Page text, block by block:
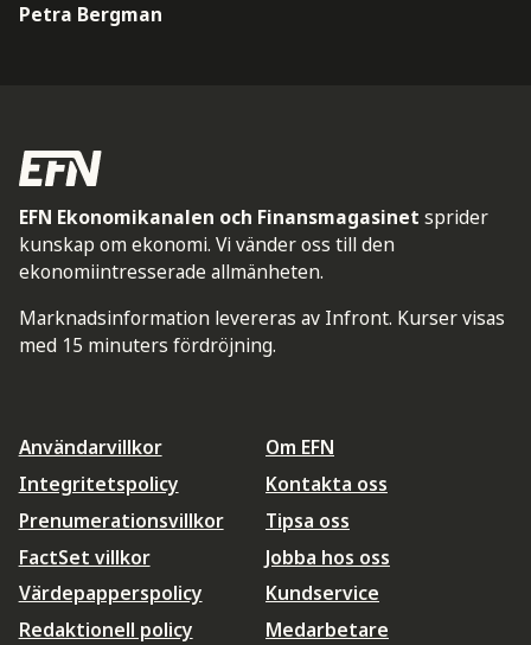
Petra Bergman
EFN Ekonomikanalen och Finansmagasinet sprider
kunskap om ekonomi. Vi vänder oss till den
ekonomiintresserade allmänheten.
Marknadsinformation levereras av Infront. Kurser visas
med 15 minuters fördröjning.
Användarvillkor
Integritetspolicy
Prenumerationsvillkor
FactSet villkor
Värdepapperspolicy
Redaktionell policy
Om EFN
Kontakta oss
Tipsa oss
Jobba hos oss
Kundservice
Medarbetare